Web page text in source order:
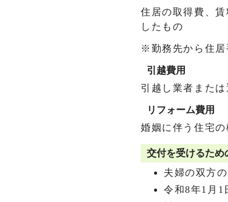
住居の取得費、
したもの
※勤務先から住居
引越費用
引越し業者また
リフォーム費用
婚姻に伴う住宅
交付を受けるため
夫婦の双方
令和8年1月1